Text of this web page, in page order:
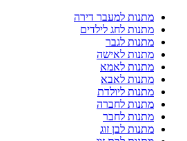
מתנות למעבר דירה
מתנות לחג לילדים
מתנות לגבר
מתנות לאישה
מתנות לאמא
מתנות לאבא
מתנות ליולדת
מתנות לחברה
מתנות לחבר
מתנות לבן זוג